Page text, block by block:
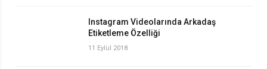
Instagram Videolarında Arkadaş
Etiketleme Özelliği
11 Eylül 2018